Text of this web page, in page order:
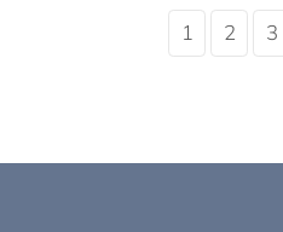
1 2 3